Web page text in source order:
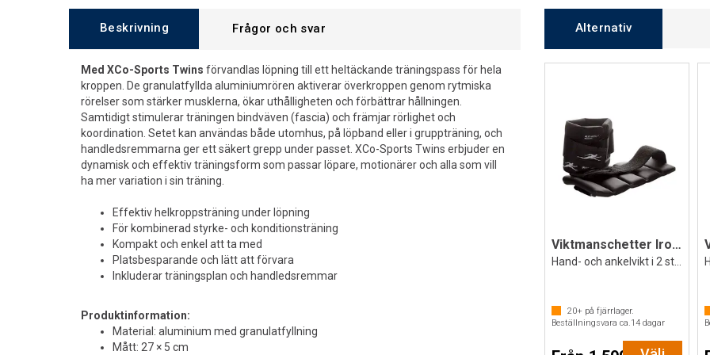
Beskrivning Frågor och svar
Med XCo-Sports Twins förvandlas löpning till ett heltäckande träningspass för hela
kroppen. De granulatfyllda aluminiumrören aktiverar överkroppen genom rytmiska
rörelser som stärker musklerna, ökar uthålligheten och förbättrar hållningen.
Samtidigt stimulerar träningen bindväven (fascia) och främjar rörlighet och
koordination. Setet kan användas både utomhus, på löpband eller i gruppträning, och
handledsremmarna ger ett säkert grepp under passet. XCo-Sports Twins erbjuder en
dynamisk och effektiv träningsform som passar löpare, motionärer och alla som vill
ha mer variation i sin träning.
Effektiv helkroppsträning under löpning
För kombinerad styrke- och konditionsträning
Kompakt och enkel att ta med
Platsbesparande och lätt att förvara
Inkluderar träningsplan och handledsremmar
Produktinformation:
Material: aluminium med granulatfyllning
Mått: 27 × 5 cm
Alternativ
Viktmanschetter Ironwear variabel vikt
20+ på fjärrlager.
Beställningsvara ca.14 dagar